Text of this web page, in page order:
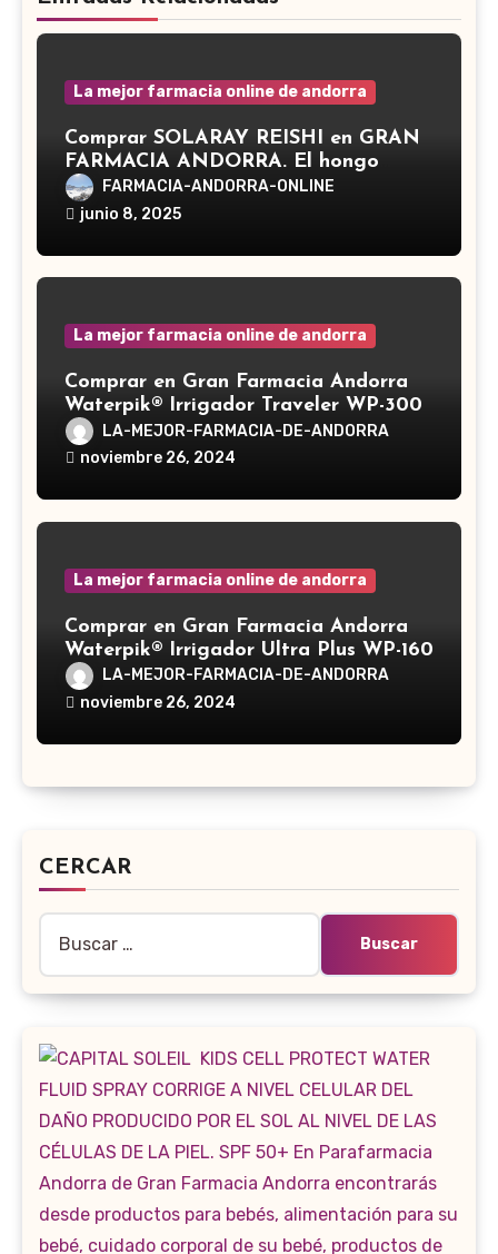
La mejor farmacia online de andorra
Comprar SOLARAY REISHI en GRAN
FARMACIA ANDORRA. El hongo
Reishi, cuyo nombre científico es
Ganoderma lucidum, es un hongo
en la medicina tradicional asiática
FARMACIA-ANDORRA-ONLINE
junio 8, 2025
La mejor farmacia online de andorra
Comprar en Gran Farmacia Andorra
Waterpik® Irrigador Traveler WP-300
LA-MEJOR-FARMACIA-DE-ANDORRA
noviembre 26, 2024
La mejor farmacia online de andorra
Comprar en Gran Farmacia Andorra
Waterpik® Irrigador Ultra Plus WP-160
LA-MEJOR-FARMACIA-DE-ANDORRA
noviembre 26, 2024
CERCAR